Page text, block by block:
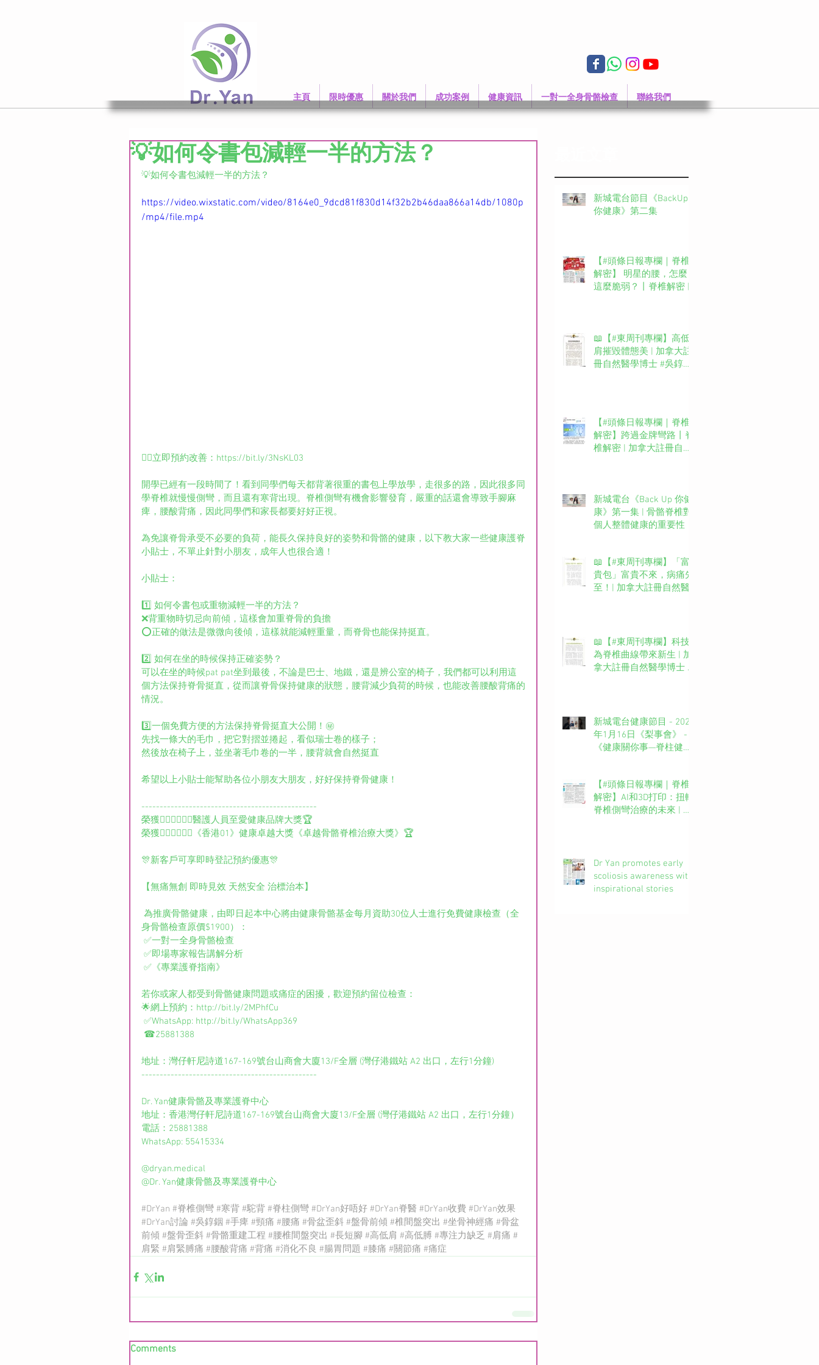
主頁 限時優惠 關於我們 成功案例 健康資訊 一對一全身骨骼檢查 聯絡我們
💡如何令書包減輕一半的方法？
💡如何令書包減輕一半的方法？
https://video.wixstatic.com/video/8164e0_9dcd81f830d14f32b2b46daa866a14db/1080p
/mp4/file.mp4
👉🏻立即預約改善：https://bit.ly/3NsKL03
開學已經有一段時間了！看到同學們每天都背著很重的書包上學放學，走很多的路，因此很多同
學脊椎就慢慢側彎，而且還有寒背出現。脊椎側彎有機會影響發育，嚴重的話還會導致手腳麻
痺，腰酸背痛，因此同學們和家長都要好好正視。
為免讓脊骨承受不必要的負荷，能長久保持良好的姿勢和骨骼的健康，以下教大家一些健康護脊
小貼士，不單止針對小朋友，成年人也很合適！
小貼士：
1️⃣ 如何令書包或重物減輕一半的方法？
❌背重物時切忌向前傾，這樣會加重脊骨的負擔
⭕正確的做法是微微向後傾，這樣就能減輕重量，而脊骨也能保持挺直。
2️⃣ 如何在坐的時候保持正確姿勢？
可以在坐的時候pat pat坐到最後，不論是巴士、地鐵，還是辨公室的椅子，我們都可以利用這
個方法保持脊骨挺直，從而讓脊骨保持健康的狀態，腰背減少負荷的時候，也能改善腰酸背痛的
情況。
3️⃣一個免費方便的方法保持脊骨挺直大公開！㊙️
先找一條大的毛巾，把它對摺並捲起，看似瑞士卷的樣子；
然後放在椅子上，並坐著毛巾卷的一半，腰背就會自然挺直
希望以上小貼士能幫助各位小朋友大朋友，好好保持脊骨健康！
------------------------------------------------
榮獲👩🏻‍⚕️👨🏻‍⚕️️醫護人員至愛健康品牌大獎🏆
榮獲👩🏻‍⚕️👨🏻‍⚕️️️️《香港01》健康卓越大獎《卓越骨骼脊椎治療大獎》🏆
🎊新客戶可享即時登記預約優惠🎊
【無痛無創 即時見效 天然安全 治標治本】
身骨骼檢查原價$1900）：
✅一對一全身骨骼檢查
✅即場專家報告講解分析
✅《專業護脊指南》
若你或家人都受到骨骼健康問題或痛症的困擾，歡迎預約留位檢查：
🌟網上預約：http://bit.ly/2MPhfCu
✅WhatsApp: http://bit.ly/WhatsApp369
☎25881388
地址：灣仔軒尼詩道167-169號台山商會大廈13/F全層 (灣仔港鐵站 A2 出口，左行1分鐘)
------------------------------------------------
Dr. Yan健康骨骼及專業護脊中心
地址：香港灣仔軒尼詩道167-169號台山商會大廈13/F全層 (灣仔港鐵站 A2 出口，左行1分鐘）
電話：25881388
WhatsApp: 55415334
@dryan.medical
@Dr. Yan健康骨骼及專業護脊中心
#DrYan #脊椎側彎 #寒背 #駝背 #脊柱側彎 #DrYan好唔好 #DrYan脊醫 #DrYan收費 #DrYan效果
#DrYan討論 #吳錞銦 #手痺 #頸痛 #腰痛 #骨盆歪斜 #盤骨前傾 #椎間盤突出 #坐骨神經痛 #骨盆
前傾 #盤骨歪斜 #骨骼重建工程 #腰椎間盤突出 #長短腳 #高低肩 #高低膊 #專注力缺乏 #肩痛 #
肩緊 #肩緊膊痛 #腰酸背痛 #背痛 #消化不良 #腸胃問題 #膝痛 #關節痛 #痛症
Comments
新城電台節目《BackUp
你健康》第二集
【#頭條日報專欄｜脊椎
解密】 明星的腰，怎麼
這麼脆弱？丨脊椎解密 |
📖【#東周刊專欄】高低
肩摧毀體態美 | 加拿大註
冊自然醫學博士 #吳錞銦
【#頭條日報專欄｜脊椎
解密】跨過金牌彎路丨脊
椎解密 | 加拿大註冊自然
新城電台《Back Up 你健
康》第一集 | 骨骼脊椎對
個人整體健康的重要性
📖【#東周刊專欄】「富
貴包」富貴不來，病痛先
至！| 加拿大註冊自然醫
📖【#東周刊專欄】科技
為脊椎曲線帶來新生 | 加
拿大註冊自然醫學博士 #
新城電台健康節目 - 2025
年1月16日《梨事會》 -
《健康關你事—脊柱健康
台長 葉文輝Barry Ip (啤
梨）嘉賓主持：吳錞銦博
士Dr. Yan
【#頭條日報專欄｜脊椎
解密】AI和3D打印：扭轉
脊椎側彎治療的未來 | 脊
Dr Yan promotes early
scoliosis awareness with
inspirational stories